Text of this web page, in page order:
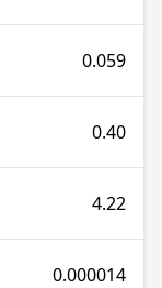
0.059
0.40
4.22
0.000014